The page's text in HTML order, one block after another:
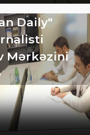
Daily"
Mərkəzini